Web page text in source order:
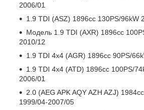
2006/01
1.9 TDI (ASZ) 1896cc 130PS/96kW
Модель 1.9 TDI (AXR) 1896cc
2010/12
1.9 TDI 4x4 (AGR) 1896cc 90PS/
1.9 TDI 4x4 (ATD) 1896cc 100PS/
2006/01
2.0 (AEG APK AQY AZH AZJ)
1999/04-2007/05